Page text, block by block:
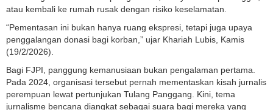
atau kembali ke rumah rusak dengan risiko keselamatan.
“Pementasan ini bukan hanya ruang ekspresi, tetapi juga upaya
penggalangan donasi bagi korban,” ujar Khariah Lubis, Kamis
(19/2/2026).
Bagi FJPI, panggung kemanusiaan bukan pengalaman pertama.
Pada 2024, organisasi tersebut pernah mementaskan kisah jurnalis
perempuan lewat pertunjukan Tulang Panggang. Kini, tema
jurnalisme bencana diangkat sebagai suara bagi mereka yang